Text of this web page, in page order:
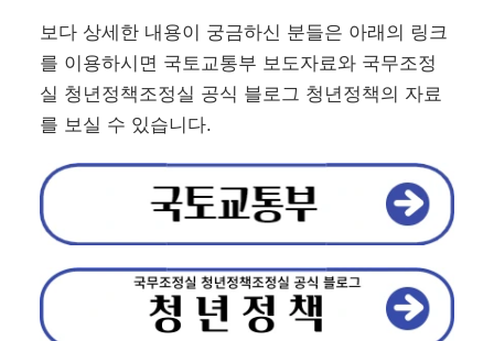
보다 상세한 내용이 궁금하신 분들은 아래의 링크
를 이용하시면 국토교통부 보도자료와 국무조정
실 청년정책조정실 공식 블로그 청년정책의 자료
를 보실 수 있습니다.